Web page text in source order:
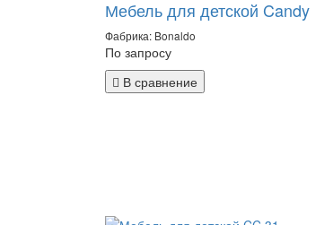
Мебель для детской Candy
Фабрика: Bonaldo
По запросу
В сравнение